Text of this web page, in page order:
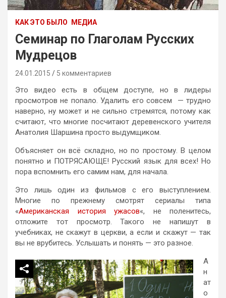
КАК ЭТО БЫЛО МЕДИА
Семинар по Глаголам Русских
Мудрецов
24.01.2015 5 комментариев
Это видео есть в общем доступе, но в лидеры
просмотров не попало. Удалить его совсем — трудно
наверно, ну может и не сильно стремятся, потому как
считают, что многие посчитают деревенского учителя
Анатолия Шаршина просто выдумщиком.
Объясняет он всё складно, но по простому. В целом
понятно и ПОТРЯСАЮЩЕ! Русский язык для всех! Но
пора вспомнить его самим нам, для начала.
Это лишь один из фильмов с его выступлением.
Многие по прежнему смотрят сериалы типа
«Американская история ужасов«, не поленитесь,
отложите тот просмотр. Такого не напишут в
учебниках, не скажут в церкви, а если и скажут — так
вы не врубитесь. Услышать и понять — это разное.
А
н
ат
о